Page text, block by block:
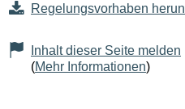
Regelungsvorhaben
Inhalt dieser Seite melden
(Mehr Informationen)